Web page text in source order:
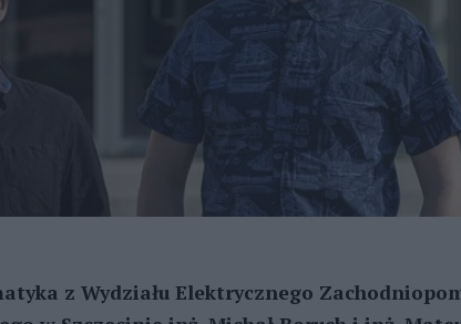
z Wydziału Elektrycznego